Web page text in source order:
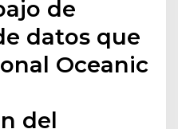
de
datos que
Oceanic
del